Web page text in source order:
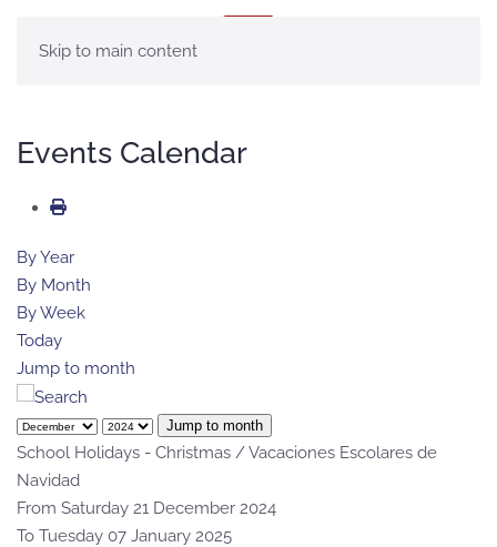
Skip to main content
Events Calendar
By Year
By Month
By Week
Today
Jump to month
Jump to month
School Holidays - Christmas / Vacaciones Escolares de
Navidad
From Saturday 21 December 2024
To Tuesday 07 January 2025